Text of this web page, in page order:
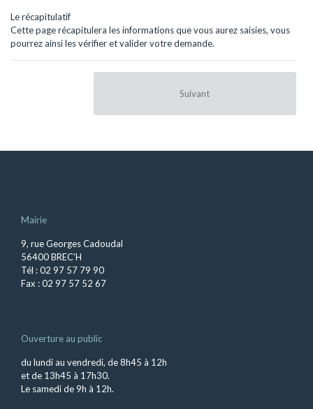
Le récapitulatif
Cette page récapitulera les informations que vous aurez saisies, vous
pourrez ainsi les vérifier et valider votre demande.
Mairie
9, rue Georges Cadoudal
56400 BREC’H
Tél : 02 97 57 79 90
Fax : 02 97 57 52 67
Ouverture au public
du lundi au vendredi, de 8h45 à 12h
et de 13h45 à 17h30.
Le samedi de 9h à 12h.